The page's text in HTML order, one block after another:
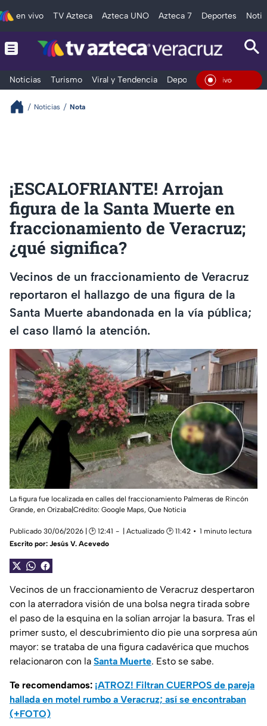
en vivo TV Azteca Azteca UNO Azteca 7 Deportes
Noticias Turismo Viral y Tendencia Deportes Espectáculos
En
Noticias Nota
¡ESCALOFRIANTE! Arrojan
figura de la Santa Muerte en
fraccionamiento de Veracruz;
¿qué significa?
Vecinos de un fraccionamiento de Veracruz
reportaron el hallazgo de una figura de la
Santa Muerte abandonada en la vía pública;
el caso llamó la atención.
La figura fue localizada en calles del fraccionamiento Palmeras de Rincón
Grande, en Orizaba|Crédito: Google Maps, Que Noticia
Publicado 30/06/2026 | 🕑 12:41 | Actualizado 🕑 11:42
1 minuto lectura
Escrito por: Jesús V. Acevedo
Vecinos de un fraccionamiento de Veracruz despertaron
con la aterradora visión de una bolsa negra tirada sobre
el paso de la esquina en la solían arrojar la basura. Tras el
primer susto, el descubrimiento dio pie una sorpresa aún
mayor: se trataba de una figura cadavérica que muchos
relacionaron con la Santa Muerte. Esto se sabe.
Te recomendamos: ¡ATROZ! Filtran CUERPOS de pareja
hallada en motel rumbo a Veracruz; así se encontraban
(+FOTO)